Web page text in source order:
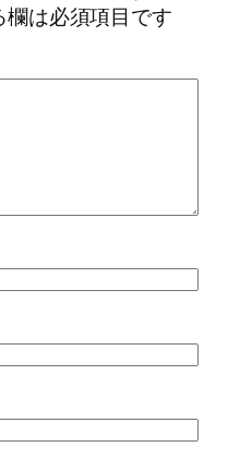
は必須項目です